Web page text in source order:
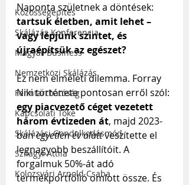
Közösségépítés
Skálázás Konferencia
Magyar Business
Nemzetközi Skálázás
Fenntarthatóság
Kapcsolati Tőke
Skálázási Gondolkodásmód
Szilágyi Attila
Kolozsvári Arnold Csaba
Naponta születnek a döntések:
tartsuk életben, amit lehet –
vagy lépjünk szintet, és
újraépítsük az egészet?
Ez nem elméleti dilemma. Forray
Niki története pontosan erről szól:
egy piacvezető céget vezetett
három évtizeden át, majd 2023-
ban egyetlen év alatt veszítette el
legnagyobb beszállítóit. A
forgalmuk 50%-át adó
termékportfólió omlott össze. És